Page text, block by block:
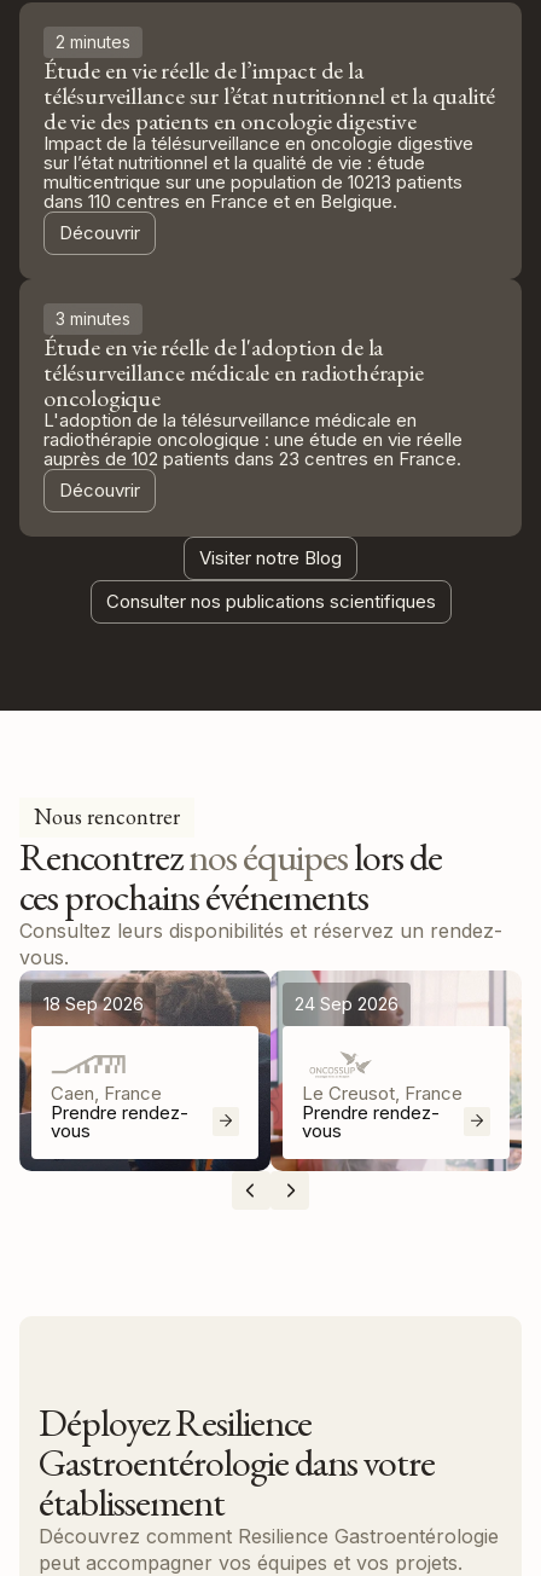
2 minutes
Étude en vie réelle de l’impact de la
télésurveillance sur l’état nutritionnel et la qualité
de vie des patients en oncologie digestive
Impact de la télésurveillance en oncologie digestive
sur l’état nutritionnel et la qualité de vie : étude
multicentrique sur une population de 10213 patients
dans 110 centres en France et en Belgique.
Découvrir
3 minutes
Étude en vie réelle de l'adoption de la
télésurveillance médicale en radiothérapie
oncologique
L'adoption de la télésurveillance médicale en
radiothérapie oncologique : une étude en vie réelle
auprès de 102 patients dans 23 centres en France.
Découvrir
Visiter notre Blog
Consulter nos publications scientifiques
Nous rencontrer
Rencontreznos équipeslors de
ces prochains événements
Consultez leurs disponibilités et réservez un rendez-
vous.
18 Sep 2026
Caen, France
Prendre rendez-
vous
24 Sep 2026
Le Creusot, France
Prendre rendez-
vous
Déployez Resilience
Gastroentérologie dans votre
établissement
Découvrez comment Resilience Gastroentérologie
peut accompagner vos équipes et vos projets.